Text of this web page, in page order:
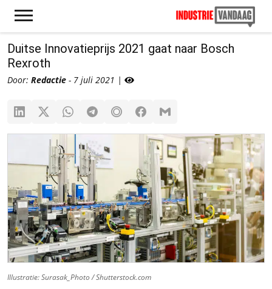
Duitse Innovatieprijs 2021 gaat naar Bosch
Rexroth
Door: Redactie - 7 juli 2021 |
Illustratie: Surasak_Photo / Shutterstock.com